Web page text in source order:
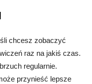
chcesz zobaczyć
raz na jakiś czas.
regularnie.
przynieść lepsze